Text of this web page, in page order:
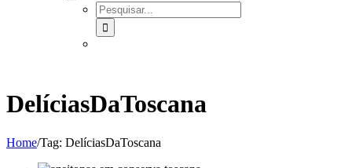
SEARCH
FOR:
DelíciasDaToscana
Home/Tag: DelíciasDaToscana